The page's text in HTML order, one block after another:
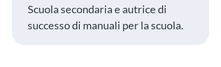
Scuola secondaria e autrice di
successo di manuali per la scuola.